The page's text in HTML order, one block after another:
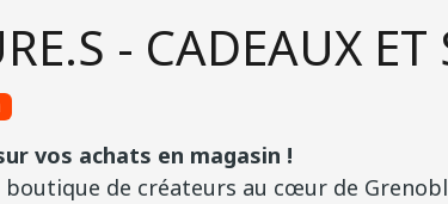
- CADEAUX
vos achats en magasin !
boutique de créateurs au cœur de